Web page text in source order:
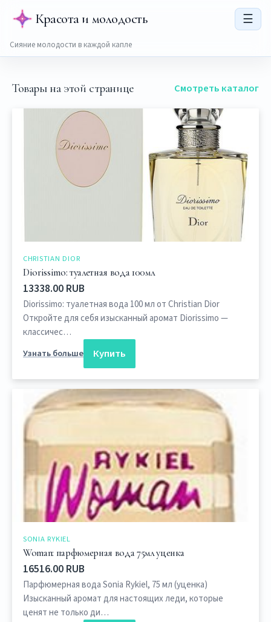
Красота и молодость ☰
Сияние молодости в каждой капле
Товары на этой странице Смотреть каталог
CHRISTIAN DIOR
Diorissimo: туалетная вода 100мл
13338.00 RUB
Diorissimo: туалетная вода 100 мл от Christian Dior
Откройте для себя изысканный аромат Diorissimo —
классичес…
Узнать больше
Купить
SONIA RYKIEL
Woman: парфюмерная вода 75мл уценка
16516.00 RUB
Парфюмерная вода Sonia Rykiel, 75 мл (уценка)
Изысканный аромат для настоящих леди, которые
ценят не только ди…